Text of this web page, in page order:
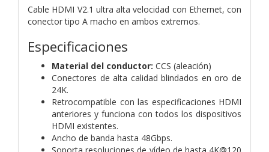
Cable HDMI V2.1 ultra alta velocidad con Ethernet, con
conector tipo A macho en ambos extremos.
Especificaciones
Material del conductor: CCS (aleación)
Conectores de alta calidad blindados en oro de
24K.
Retrocompatible con las especificaciones HDMI
anteriores y funciona con todos los dispositivos
HDMI existentes.
Ancho de banda hasta 48Gbps.
Soporta resoluciones de vídeo de hasta 4K@120